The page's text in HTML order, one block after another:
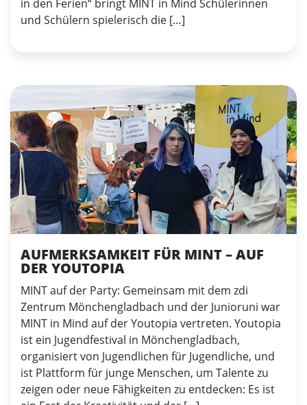
in den Ferien“ bringt MINT in Mind Schülerinnen
und Schülern spielerisch die […]
AUFMERKSAMKEIT FÜR MINT – AUF
DER YOUTOPIA
MINT auf der Party: Gemeinsam mit dem zdi
Zentrum Mönchengladbach und der Junioruni war
MINT in Mind auf der Youtopia vertreten. Youtopia
ist ein Jugendfestival in Mönchengladbach,
organisiert von Jugendlichen für Jugendliche, und
ist Plattform für junge Menschen, um Talente zu
zeigen oder neue Fähigkeiten zu entdecken: Es ist